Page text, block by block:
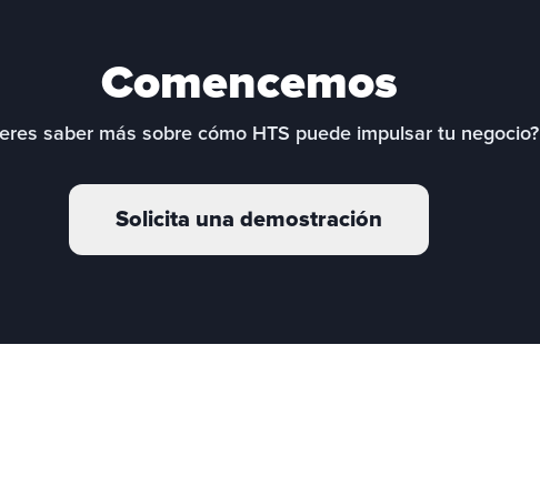
Comencemos
saber más sobre cómo HTS puede impulsar tu negocio?
Solicita una demostración